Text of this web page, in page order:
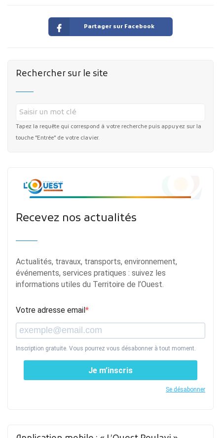
Partager sur Facebook
Rechercher sur le site
Tapez la requête qui correspond à votre recherche puis appuyez sur la
touche "Entrée" de votre clavier.
Recevez nos actualités
Actualités, travaux, transports, environnement,
événements, services pratiques : suivez les
informations utiles du Territoire de l’Ouest.
Votre adresse email
Inscription gratuite. Vous pourrez vous désabonner à tout moment.
Je m’inscris
Se désabonner